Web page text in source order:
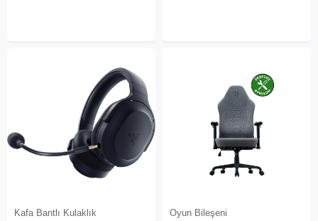
Kafa Bantlı Kulaklık Oyun Bileşeni